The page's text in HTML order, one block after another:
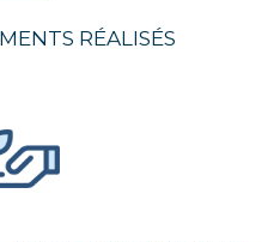
RÉALISÉS